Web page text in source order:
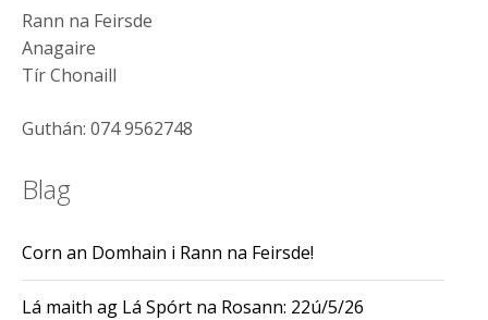
Rann na Feirsde
Anagaire
Tír Chonaill
Guthán: 074 9562748
Blag
Corn an Domhain i Rann na Feirsde!
Lá maith ag Lá Spórt na Rosann: 22ú/5/26